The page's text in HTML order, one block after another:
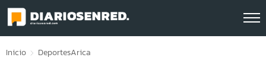
Click acá para ir directamente al contenido
Inicio DeportesArica